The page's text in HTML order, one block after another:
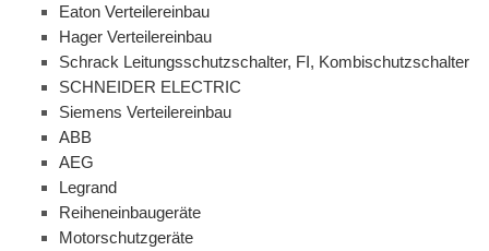
Eaton Verteilereinbau
Hager Verteilereinbau
Schrack Leitungsschutzschalter, FI, Kombischutzschalter
SCHNEIDER ELECTRIC
Siemens Verteilereinbau
ABB
AEG
Legrand
Reiheneinbaugeräte
Motorschutzgeräte